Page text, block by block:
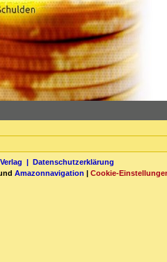
| Datenschutzerklärung
Amazonnavigation | Cookie-